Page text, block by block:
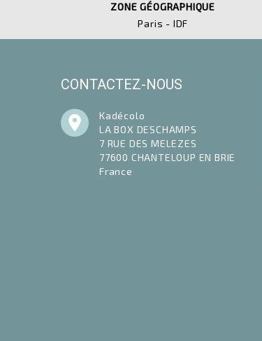
ZONE GÉOGRAPHIQUE
Paris - IDF
CONTACTEZ-NOUS

Kadécolo
LA BOX DESCHAMPS
7 RUE DES MELEZES
77600 CHANTELOUP EN BRIE
France